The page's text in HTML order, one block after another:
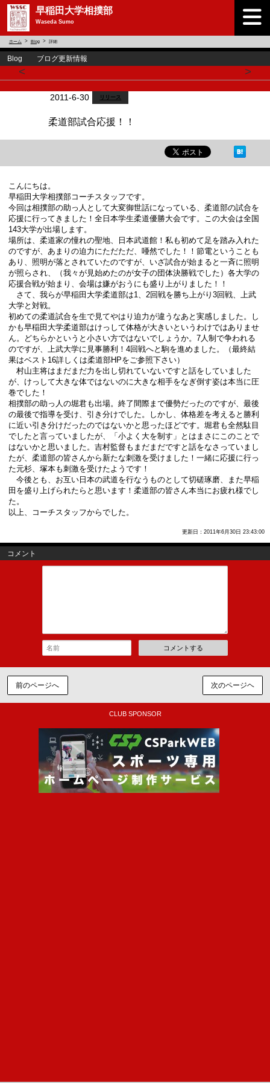
早稲田大学相撲部
Waseda Sumo
ホーム Blog 詳細
Blog ブログ更新情報
< >
2011-6-30 リリース
柔道部試合応援！！
こんにちは。
早稲田大学相撲部コーチスタッフです。
今回は相撲部の助っ人として大変御世話になっている、柔道部の試合を
応援に行ってきました！全日本学生柔道優勝大会です。この大会は全国
143大学が出場します。
場所は、柔道家の憧れの聖地、日本武道館！私も初めて足を踏み入れた
のですが、あまりの迫力にただただ、唖然でした！！節電ということも
あり、照明が落とされていたのですが、いざ試合が始まると一斉に照明
が照らされ、（我々が見始めたのが女子の団体決勝戦でした）各大学の
応援合戦が始まり、会場は嫌がおうにも盛り上がりました！！
さて、我らが早稲田大学柔道部は1、2回戦を勝ち上がり3回戦、上武
大学と対戦。
初めての柔道試合を生で見てやはり迫力が違うなあと実感しました。し
かも早稲田大学柔道部はけっして体格が大きいというわけではありませ
ん。どちらかというと小さい方ではないでしょうか。7人制で争われる
のですが、上武大学に見事勝利！4回戦へと駒を進めました。（最終結
果はベスト16詳しくは柔道部HPをご参照下さい）
村山主将はまだまだ力を出し切れていないですと話をしていました
が、けっして大きな体ではないのに大きな相手をなぎ倒す姿は本当に圧
巻でした！
相撲部の助っ人の堀君も出場。終了間際まで優勢だったのですが、最後
の最後で指導を受け、引き分けでした。しかし、体格差を考えると勝利
に近い引き分けだったのではないかと思ったほどです。堀君も全然駄目
でしたと言っていましたが、「小よく大を制す」とはまさにこのことで
はないかと思いました。吉村監督もまだまだですと話をなさっていまし
たが、柔道部の皆さんから新たな刺激を受けました！一緒に応援に行っ
た元杉、塚本も刺激を受けたようです！
今後とも、お互い日本の武道を行なうものとして切磋琢磨、また早稲
田を盛り上げられたらと思います！柔道部の皆さん本当にお疲れ様でし
た。
以上、コーチスタッフからでした。
更新日：2011年6月30日 23:43:00
コメント
コメントする
前のページへ 次のページヘ
CLUB SPONSOR